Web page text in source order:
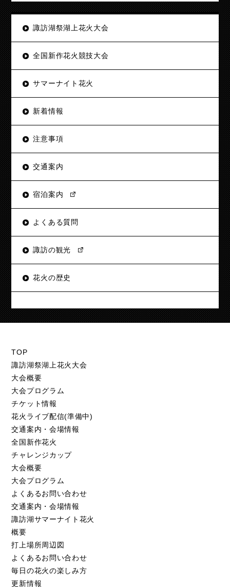
諏訪湖祭湖上花火大会
全国新作花火競技大会
サマーナイト花火
新着情報
注意事項
交通案内
宿泊案内
よくある質問
諏訪の観光
花火の歴史
TOP
諏訪湖祭湖上花火大会
大会概要
大会プログラム
チケット情報
花火ライブ配信(準備中)
交通案内・会場情報
全国新作花火
チャレンジカップ
大会概要
大会プログラム
よくあるお問い合わせ
交通案内・会場情報
諏訪湖サマーナイト花火
概要
打上場所周辺図
よくあるお問い合わせ
毎日の花火の楽しみ方
更新情報